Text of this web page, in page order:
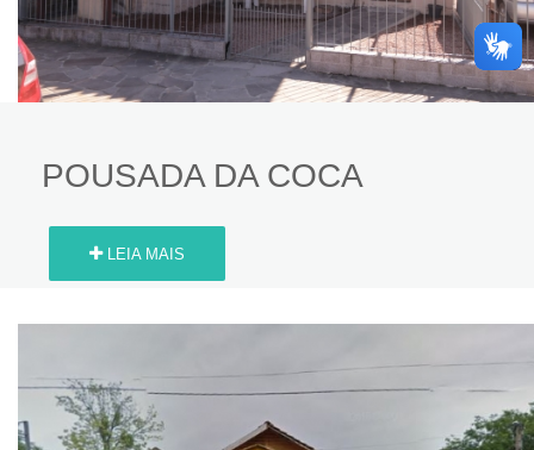
POUSADA DA COCA
LEIA MAIS